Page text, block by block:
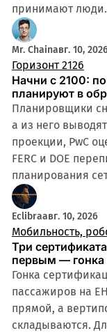
принимают люди.
Mr. Chainавг. 10,
Горизонт 2126
Начни с 2100:
планируют в
Планировщики
а из него
проекции, PwC
FERC и DOE
планирования
Eclibraавг. 10, 2026
Мобильность,
Три
первым — гонка
Гонка
пассажиров на
прямой, а
складываются.